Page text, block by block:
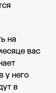
на
вас
у него
в